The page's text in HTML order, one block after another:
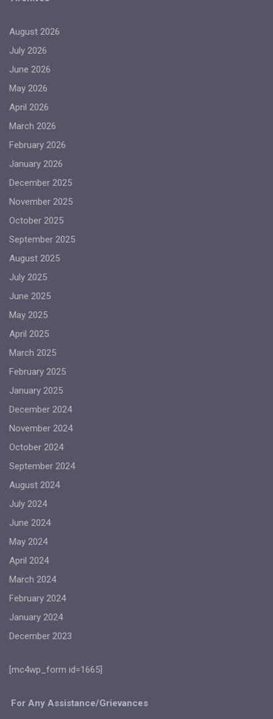
August 2026
July 2026
June 2026
May 2026
April 2026
March 2026
February 2026
January 2026
December 2025
November 2025
October 2025
September 2025
August 2025
July 2025
June 2025
May 2025
April 2025
March 2025
February 2025
January 2025
December 2024
November 2024
October 2024
September 2024
August 2024
July 2024
June 2024
May 2024
April 2024
March 2024
February 2024
January 2024
December 2023
[mc4wp_form id=1665]
For Any Assistance/Grievances